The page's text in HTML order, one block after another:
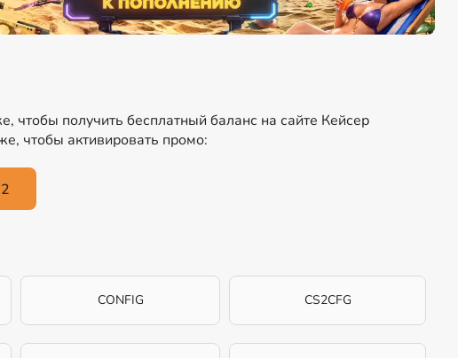
чтобы получить бесплатный баланс на сайте Кейсер
чтобы активировать промо:
CONFIG CS2CFG